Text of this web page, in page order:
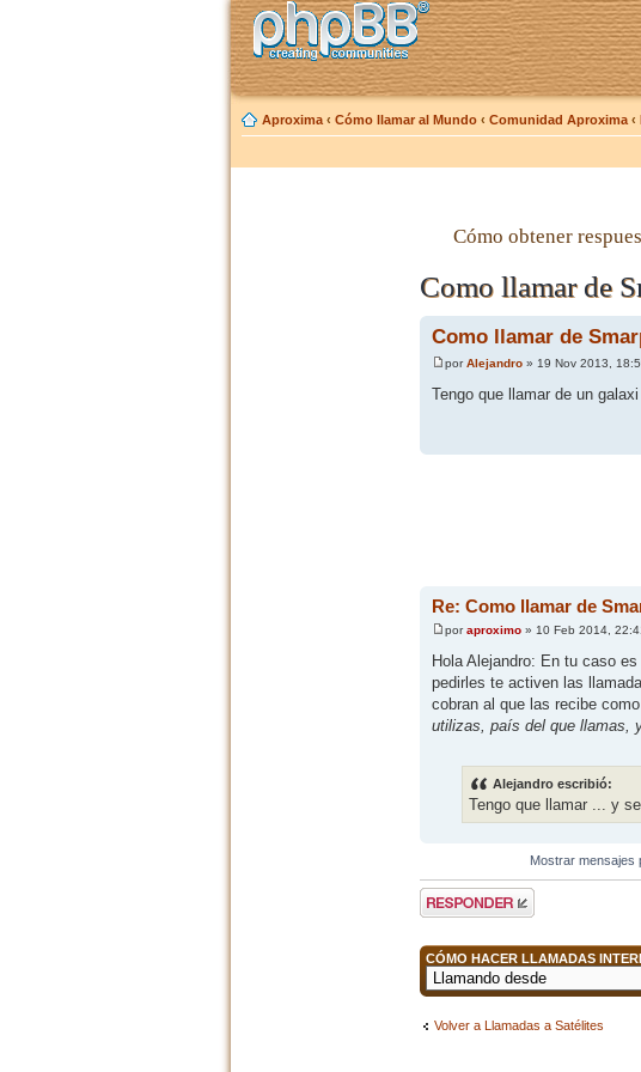
Aproxima ‹ Cómo llamar al Mundo ‹ Comunidad Aproxima ‹
Cómo obtener
Como llamar de
Como llamar de
porAlejandro» 19 Nov 2013,
Tengo que llamar de un
Re: Como llamar de
poraproximo» 10 Feb 2014,
Hola Alejandro: En tu caso
pedirles te activen las
cobran al que las recibe
utilizas, país del que llamas,
Alejandro escribió:
Tengo que llamar ... y
Mostrar mensajes
Publicar una
respuesta
CÓMO HACER LLAMADAS
Volver a Llamadas a Satélites